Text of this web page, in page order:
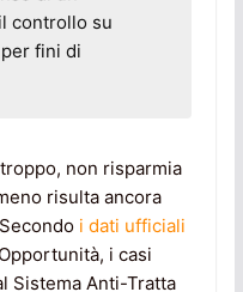
controllo su
per fini di
non risparmia
risulta ancora
i dati ufficiali
i casi
Sistema Anti-Tratta